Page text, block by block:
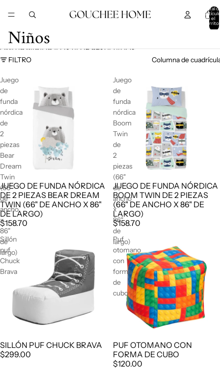
Total
en el
carrito:
Niños
OMITIR PARA IR A LISTA DE RESULTADOS
FILTRO
Columna de
Juego
de
funda
nórdica
de
2
piezas
Bear
Dream
Twin
(66"
de
ancho
x
86"
de
largo)
JUEGO DE FUNDA NÓRDICA
DE 2 PIEZAS BEAR DREAM
TWIN (66" DE ANCHO X 86"
DE LARGO)
$158.70
Juego
de
funda
nórdica
Boom
Twin
de
2
piezas
(66"
de
ancho
x
86"
de
largo)
JUEGO DE FUNDA NÓRDICA
BOOM TWIN DE 2 PIEZAS
(66" DE ANCHO X 86" DE
LARGO)
$158.70
Sillón
puf
Chuck
Brava
SILLÓN PUF CHUCK BRAVA
$299.00
Puf
otomano
con
forma
de
cubo
PUF OTOMANO CON
FORMA DE CUBO
$120.00